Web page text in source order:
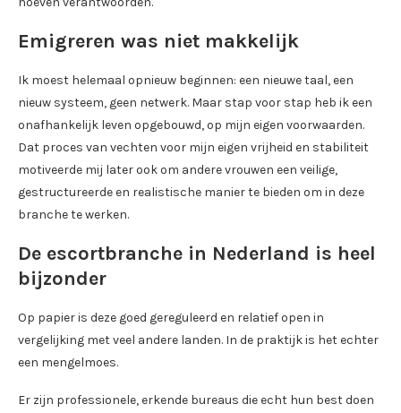
Emigreren was niet makkelijk
Ik moest helemaal opnieuw beginnen: een nieuwe taal, een
nieuw systeem, geen netwerk. Maar stap voor stap heb ik een
onafhankelijk leven opgebouwd, op mijn eigen voorwaarden.
Dat proces van vechten voor mijn eigen vrijheid en stabiliteit
motiveerde mij later ook om andere vrouwen een veilige,
gestructureerde en realistische manier te bieden om in deze
branche te werken.
De escortbranche in Nederland is heel
bijzonder
Op papier is deze goed gereguleerd en relatief open in
vergelijking met veel andere landen. In de praktijk is het echter
een mengelmoes.
Er zijn professionele, erkende bureaus die echt hun best doen